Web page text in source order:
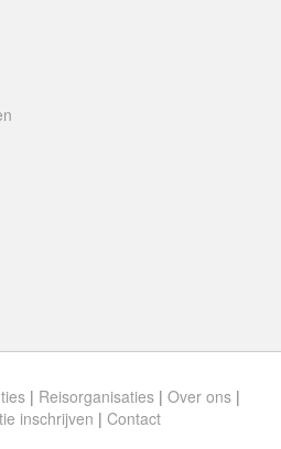
| Reisorganisaties| Over ons|
inschrijven | Contact